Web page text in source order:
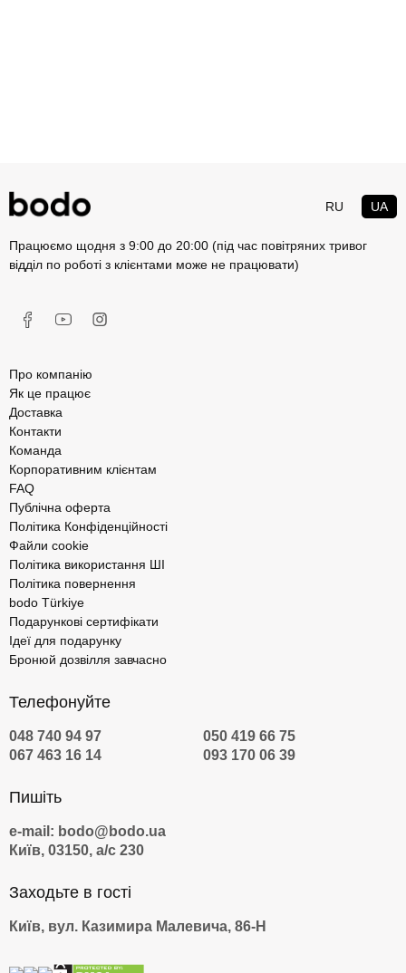
RU UA
Працюємо щодня з 9:00 до 20:00 (під час повітряних тривог
відділ по роботі з клієнтами може не працювати)
Про компанію
Як це працює
Доставка
Контакти
Команда
Корпоративним клієнтам
FAQ
Публічна оферта
Політика Конфіденційності
Файли cookie
Політика використання ШІ
Політика повернення
bodo Türkiye
Подарункові сертифікати
Ідеї для подарунку
Бронюй дозвілля завчасно
Телефонуйте
048 740 94 97
050 419 66 75
067 463 16 14
093 170 06 39
Пишіть
e-mail: bodo@bodo.ua
Київ, 03150, а/с 230
Заходьте в гості
Київ, вул. Казимира Малевича, 86-Н